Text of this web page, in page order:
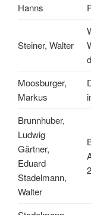
Hanns
Steiner, Walter
Moosburger,
Markus
Brunnhuber,
Ludwig
Gärtner,
Eduard
Stadelmann,
Walter